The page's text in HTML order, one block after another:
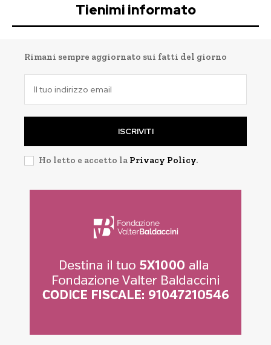
Tienimi informato
Rimani sempre aggiornato sui fatti del giorno
ISCRIVITI
Ho letto e accetto la Privacy Policy.